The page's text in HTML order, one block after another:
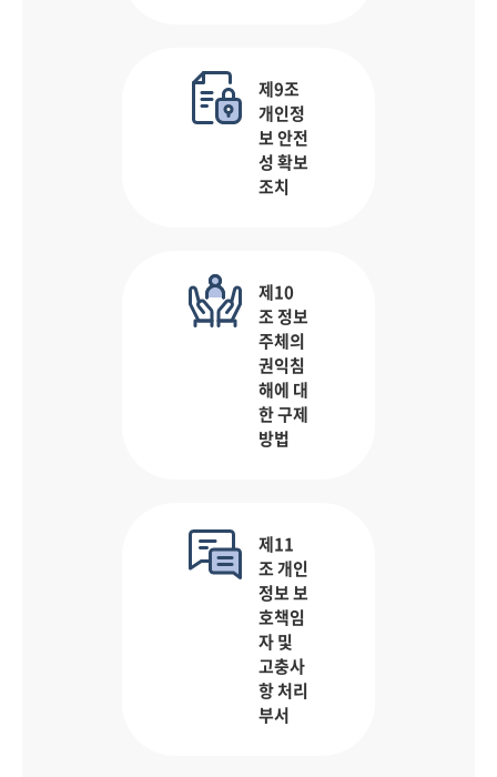
제9조
개인정
보 안전
성 확보
조치
제10
조 정보
주체의
권익침
해에 대
한 구제
방법
제11
조 개인
정보 보
호책임
자 및
고충사
항 처리
부서